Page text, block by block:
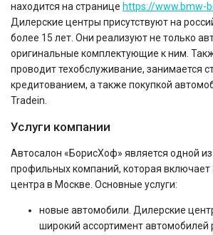
находится на странице https://www.bmw-
Дилерские центры присутствуют на
более 15 лет. Они реализуют не только
оригинальные комплектующие к ним.
проводит техобслуживание, занимается
кредитованием, а также покупкой
Tradein.
Услуги компании
Автосалон «БорисХоф» является одной
профильных компаний, которая
центра в Москве. Основные услуги:
новые автомобили. Дилерские
широкий ассортимент автомобилей